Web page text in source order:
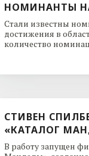
НОМИНАНТЫ
Стали известны
достижения в
количество
СТИВЕН
«КАТАЛОГ
В работу запущен